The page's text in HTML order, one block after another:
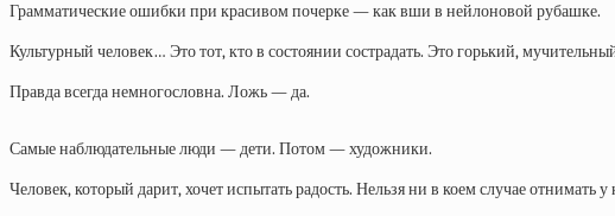
Грамматические ошибки при красивом почерке — как вши в нейлоновой рубашке.
Культурный человек… Это тот, кто в состоянии сострадать. Это горький,
Правда всегда немногословна. Ложь — да.
Самые наблюдательные люди — дети. Потом — художники.
Человек, который дарит, хочет испытать радость. Нельзя ни в коем случае отнимать у